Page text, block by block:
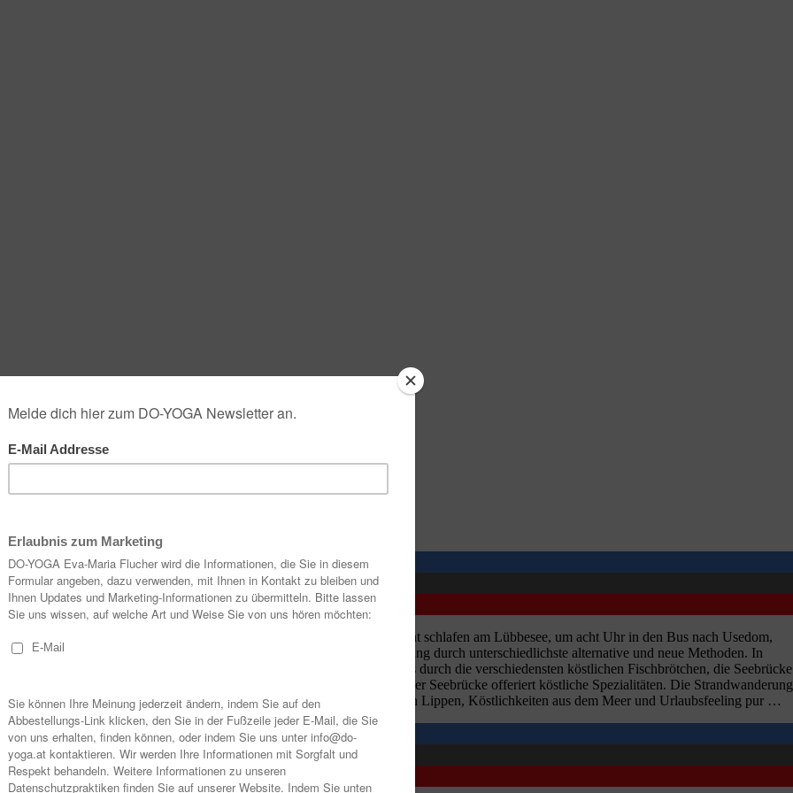
(Angela Merkel) ihre Kindheit und Jugend verbracht hat. Eine Nacht schlafen am Lübbesee, um acht Uhr in den Bus nach Usedom,
rechts und links Windkraftgewinnung und Energiegewinnung durch unterschiedlichste alternative und neue Methoden. In
der Strandpromende, der wunderschönen Seebrücke und kosteten uns durch die verschiedensten köstlichen Fischbrötchen, die Seebrücke
die Strandkörbe laden zum Bleiben und Genießen ein, der Italiener auf der Seebrücke offeriert köstliche Spezialitäten. Die Strandwanderung
Fazit: traumhaftes Wetter, die Sonne im Gesicht, die salzige Luft auf den Lippen, Köstlichkeiten aus dem Meer und Urlaubsfeeling pur …